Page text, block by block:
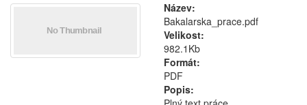
Název:
Bakalarska_prace.pdf
Velikost:
982.1Kb
Formát:
PDF
Popis: